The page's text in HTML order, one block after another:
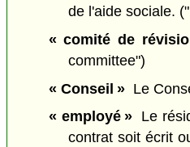
de l'aide sociale.
« comité de
committee")
« Conseil »Le
« employé »Le
contrat soit écrit